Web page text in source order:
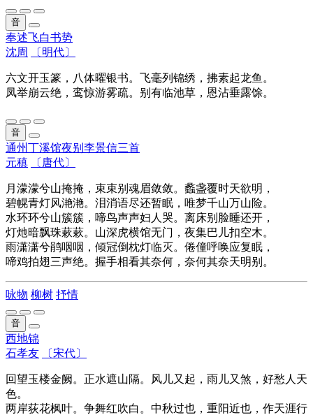
音
奉述飞白书势
沈周
〔明代〕
六文开玉篆，八体曜银书。飞毫列锦绣，拂素起龙鱼。
凤举崩云绝，鸾惊游雾疏。别有临池草，恩沾垂露馀。
音
通州丁溪馆夜别李景信三首
元稹
〔唐代〕
月濛濛兮山掩掩，束束别魂眉敛敛。蠡盏覆时天欲明，
碧幌青灯风滟滟。泪消语尽还暂眠，唯梦千山万山险。
水环环兮山簇簇，啼鸟声声妇人哭。离床别脸睡还开，
灯灺暗飘珠蔌蔌。山深虎横馆无门，夜集巴儿扣空木。
雨潇潇兮鹃咽咽，倾冠倒枕灯临灭。倦僮呼唤应复眠，
啼鸡拍翅三声绝。握手相看其奈何，奈何其奈天明别。
咏物 柳树 抒情
音
西地锦
石孝友
〔宋代〕
回望玉楼金阙。正水遮山隔。风儿又起，雨儿又煞，好愁人天
色。
两岸荻花枫叶。争舞红吹白。中秋过也，重阳近也，作天涯行